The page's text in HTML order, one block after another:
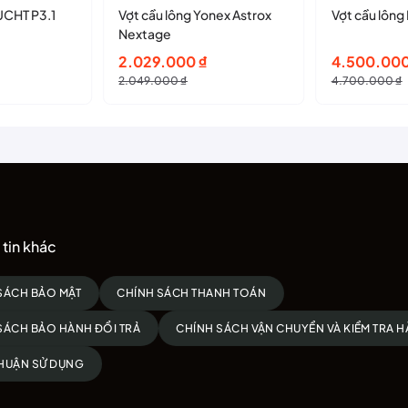
P3.1
Vợt cầu lông Yonex Astrox
Nextage
2.049.000₫
Giá
gốc
2.029.000₫
Giá
hiện
Vợt cầu lông
4.700.000₫
Giá
gốc
Giá
hiện
khác
BẢO MẬT CHÍNH SÁCH THANH TOÁN
BẢO HÀNH ĐỔI TRẢ CHÍNH SÁCH VẬN CHUYỂN VÀ KIỂM TRA
SỬ DỤNG